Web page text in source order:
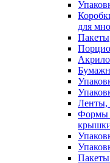
для
Пакеты
Ленты,
Формы
Пакеты